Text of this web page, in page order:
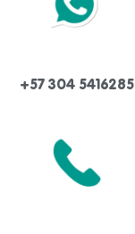
+57 304 5416285